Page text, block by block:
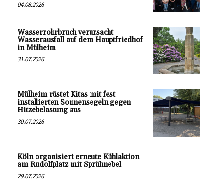
04.08.2026
Wasserrohrbruch verursacht
Wasserausfall auf dem Hauptfriedhof
in Mülheim
31.07.2026
Mülheim rüstet Kitas mit fest
installierten Sonnensegeln gegen
Hitzebelastung aus
30.07.2026
Köln organisiert erneute Kühlaktion
am Rudolfplatz mit Sprühnebel
29.07.2026